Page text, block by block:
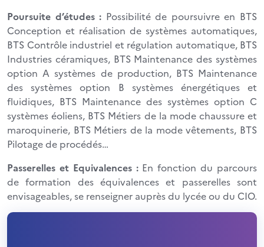
Poursuite d’études : Possibilité de poursuivre en BTS
Conception et réalisation de systèmes automatiques,
BTS Contrôle industriel et régulation automatique, BTS
Industries céramiques, BTS Maintenance des systèmes
option A systèmes de production, BTS Maintenance
des systèmes option B systèmes énergétiques et
fluidiques, BTS Maintenance des systèmes option C
systèmes éoliens, BTS Métiers de la mode chaussure et
maroquinerie, BTS Métiers de la mode vêtements, BTS
Pilotage de procédés…
Passerelles et Equivalences :En fonction du parcours
de formation des équivalences et passerelles sont
envisageables, se renseigner auprès du lycée ou du CIO.